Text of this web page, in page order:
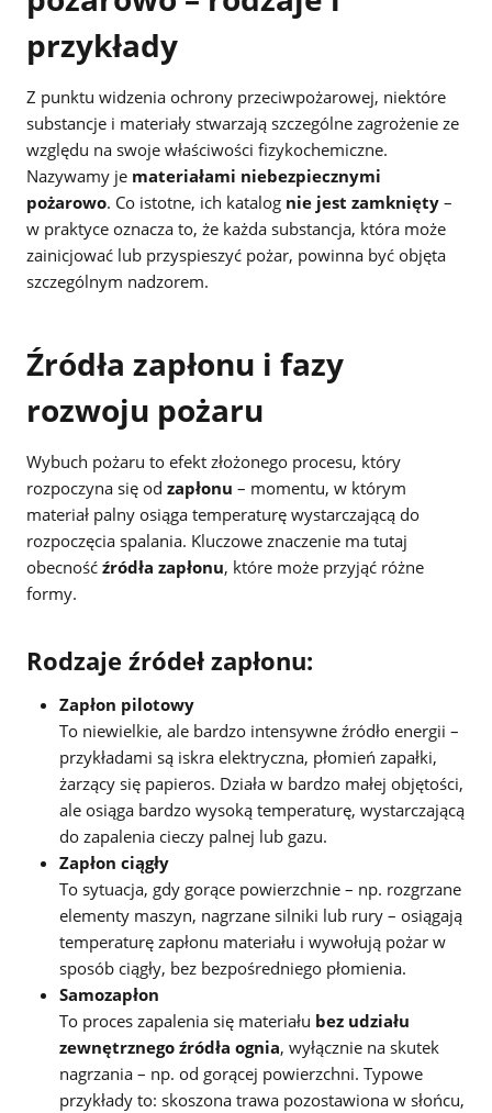
przykłady
Z punktu widzenia ochrony przeciwpożarowej, niektóre
substancje i materiały stwarzają szczególne zagrożenie ze
względu na swoje właściwości fizykochemiczne.
Nazywamy je materiałami niebezpiecznymi
pożarowo. Co istotne, ich katalog nie jest zamknięty –
w praktyce oznacza to, że każda substancja, która może
zainicjować lub przyspieszyć pożar, powinna być objęta
szczególnym nadzorem.
Źródła zapłonu i fazy
rozwoju pożaru
Wybuch pożaru to efekt złożonego procesu, który
rozpoczyna się od zapłonu – momentu, w którym
materiał palny osiąga temperaturę wystarczającą do
rozpoczęcia spalania. Kluczowe znaczenie ma tutaj
obecność źródła zapłonu, które może przyjąć różne
formy.
Rodzaje źródeł zapłonu:
Zapłon pilotowy
To niewielkie, ale bardzo intensywne źródło energii –
przykładami są iskra elektryczna, płomień zapałki,
żarzący się papieros. Działa w bardzo małej objętości,
ale osiąga bardzo wysoką temperaturę, wystarczającą
do zapalenia cieczy palnej lub gazu.
Zapłon ciągły
To sytuacja, gdy gorące powierzchnie – np. rozgrzane
elementy maszyn, nagrzane silniki lub rury – osiągają
temperaturę zapłonu materiału i wywołują pożar w
sposób ciągły, bez bezpośredniego płomienia.
Samozapłon
To proces zapalenia się materiału bez udziału
zewnętrznego źródła ognia, wyłącznie na skutek
nagrzania – np. od gorącej powierzchni. Typowe
przykłady to: skoszona trawa pozostawiona w słońcu,